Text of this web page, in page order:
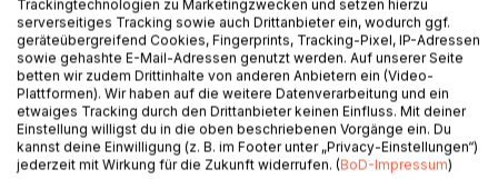
Kinder und Erwachsene werden eingeladen, über
Nächstenliebe, Zivilcourage und andere philosophische
Fragen nachzudenken. Auf eine fantasievolle und
einfühlsame Weise helfen die beigefügten Ausmalbilder
nicht nur Kindern, über das Gelesene malend und
farbgestaltend zu meditieren und sich kreativ ins
Geschehen zu versetzen.
Trackingtechnologien zu Marketingzwecken und setzen hierzu
serverseitiges Tracking sowie auch Drittanbieter ein, wodurch ggf.
geräteübergreifend Cookies, Fingerprints, Tracking-Pixel, IP-Adressen
sowie gehashte E-Mail-Adressen genutzt werden. Auf unserer Seite
betten wir zudem Drittinhalte von anderen Anbietern ein (Video-
Plattformen). Wir haben auf die weitere Datenverarbeitung und ein
etwaiges Tracking durch den Drittanbieter keinen Einfluss. Mit deiner
Einstellung willigst du in die oben beschriebenen Vorgänge ein. Du
kannst deine Einwilligung (z. B. im Footer unter „Privacy-Einstellungen“)
jederzeit mit Wirkung für die Zukunft widerrufen. (BoD-Impressum)